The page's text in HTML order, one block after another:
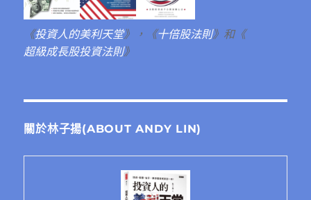
《投資人的美利天堂》，《十倍股法則》和《
超級成長股投資法則》
關於林子揚(ABOUT ANDY LIN)